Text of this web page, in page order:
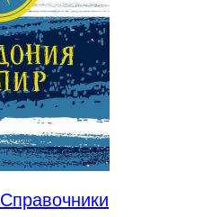
Справочники